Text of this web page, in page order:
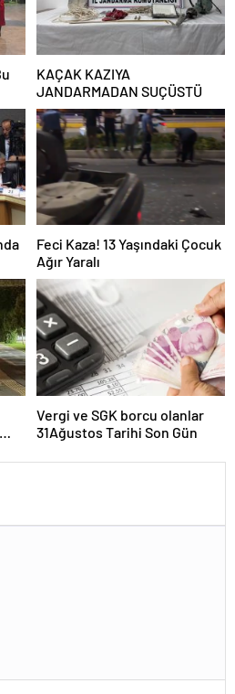
KAÇAK KAZIYA
JANDARMADAN SUÇÜSTÜ
Feci Kaza! 13 Yaşındaki Çocuk
Ağır Yaralı
Vergi ve SGK borcu olanlar
31Ağustos Tarihi Son Gün